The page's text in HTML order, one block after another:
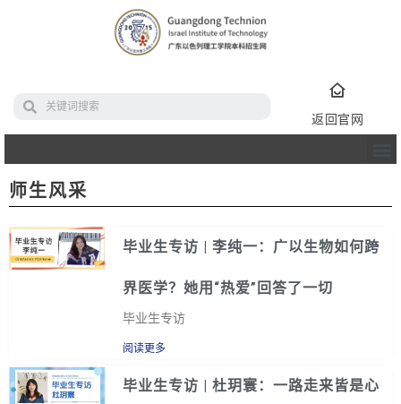
返回官网
师生风采
毕业生专访 | 李纯一：广以生物如何跨
界医学？她用“热爱”回答了一切
毕业生专访
阅读更多
毕业生专访 | 杜玥寰：一路走来皆是心